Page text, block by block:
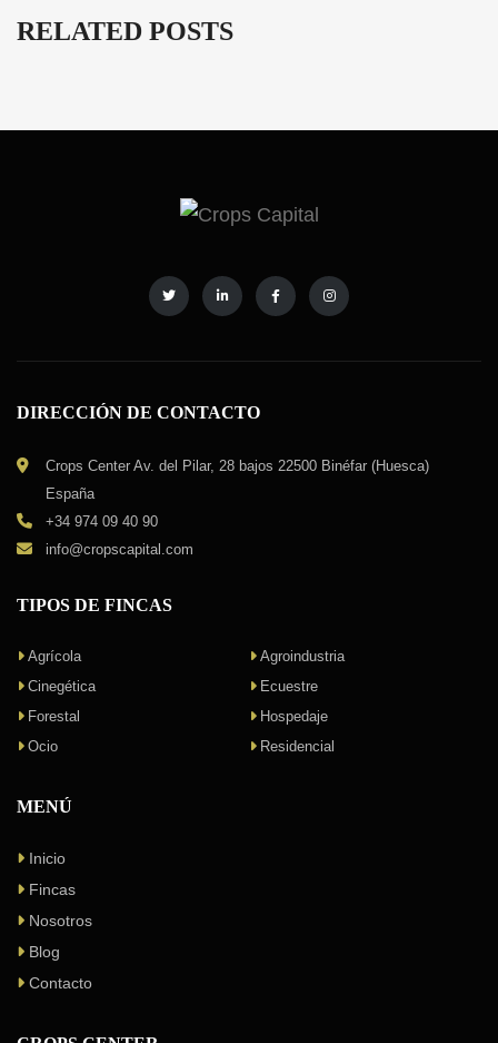
RELATED POSTS
DIRECCIÓN DE CONTACTO
Crops Center Av. del Pilar, 28 bajos 22500 Binéfar (Huesca)
España
+34 974 09 40 90
info@cropscapital.com
TIPOS DE FINCAS
Agrícola
Agroindustria
Cinegética
Ecuestre
Forestal
Hospedaje
Ocio
Residencial
MENÚ
Inicio
Fincas
Nosotros
Blog
Contacto